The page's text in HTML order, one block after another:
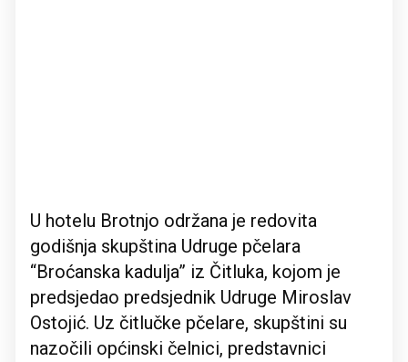
U hotelu Brotnjo održana je redovita
godišnja skupština Udruge pčelara
“Broćanska kadulja” iz Čitluka, kojom je
predsjedao predsjednik Udruge Miroslav
Ostojić. Uz čitlučke pčelare, skupštini su
nazočili općinski čelnici, predstavnici